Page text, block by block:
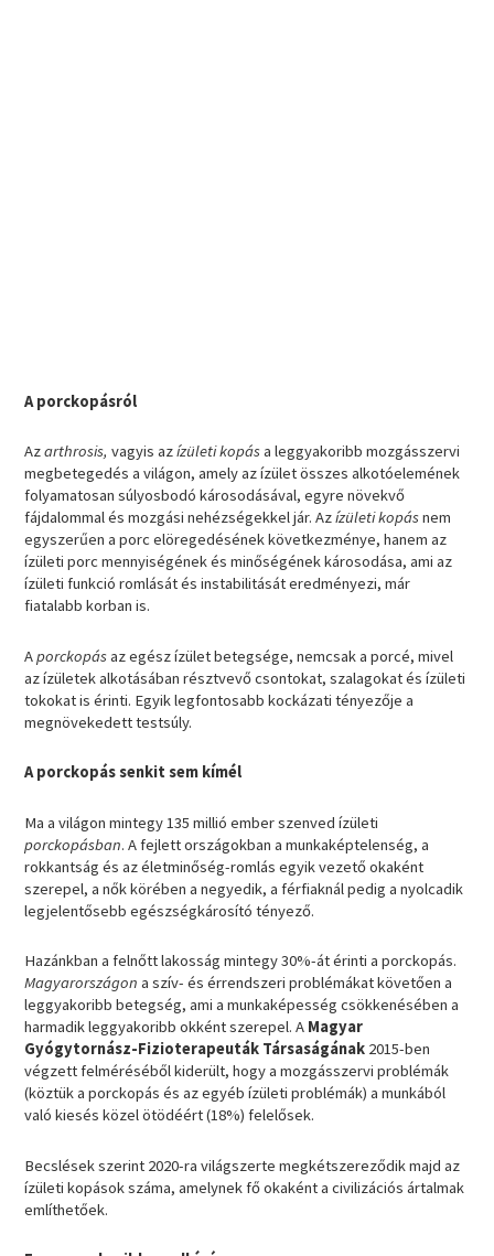
A porckopásról
Azarthrosis, vagyis azízületi kopása leggyakoribb mozgásszervi
megbetegedés a világon, amely az ízület összes alkotóelemének
folyamatosan súlyosbodó károsodásával, egyre növekvő
fájdalommal és mozgási nehézségekkel jár. Azízületi kopásnem
egyszerűen a porc elöregedésének következménye, hanem az
ízületi porc mennyiségének és minőségének károsodása, ami az
ízületi funkció romlását és instabilitását eredményezi, már
fiatalabb korban is.
Aporckopásaz egész ízület betegsége, nemcsak a porcé, mivel
az ízületek alkotásában résztvevő csontokat, szalagokat és ízületi
tokokat is érinti. Egyik legfontosabb kockázati tényezője a
megnövekedett testsúly.
A porckopás senkit sem kímél
Ma a világon mintegy 135 millió ember szenved ízületi
porckopásban. A fejlett országokban a munkaképtelenség, a
rokkantság és az életminőség-romlás egyik vezető okaként
szerepel, a nők körében a negyedik, a férfiaknál pedig a nyolcadik
legjelentősebb egészségkárosító tényező.
Hazánkban a felnőtt lakosság mintegy 30%-át érinti a porckopás.
Magyarországon a szív- és érrendszeri problémákat követően a
leggyakoribb betegség, ami a munkaképesség csökkenésében a
harmadik leggyakoribb okként szerepel. A Magyar
Gyógytornász-Fizioterapeuták Társaságának 2015-ben
végzett felméréséből kiderült, hogy a mozgásszervi problémák
(köztük a porckopás és az egyéb ízületi problémák) a munkából
való kiesés közel ötödéért (18%) felelősek.
Becslések szerint 2020-ra világszerte megkétszereződik majd az
ízületi kopások száma, amelynek fő okaként a civilizációs ártalmak
említhetőek.